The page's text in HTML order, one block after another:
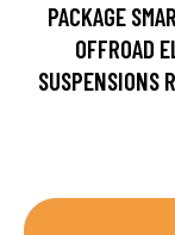
PACKAGE
OFFROAD
SUSPENSIONS